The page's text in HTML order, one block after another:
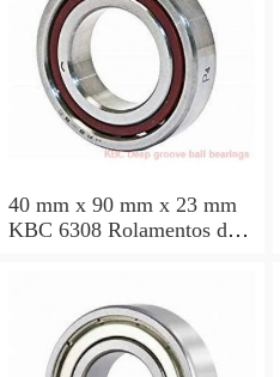
40 mm x 90 mm x 23 mm
KBC 6308 Rolamentos de